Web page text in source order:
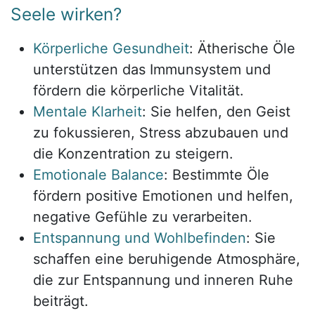
Seele wirken?
Körperliche Gesundheit: Ätherische Öle
unterstützen das Immunsystem und
fördern die körperliche Vitalität.
Mentale Klarheit: Sie helfen, den Geist
zu fokussieren, Stress abzubauen und
die Konzentration zu steigern.
Emotionale Balance: Bestimmte Öle
fördern positive Emotionen und helfen,
negative Gefühle zu verarbeiten.
Entspannung und Wohlbefinden: Sie
schaffen eine beruhigende Atmosphäre,
die zur Entspannung und inneren Ruhe
beiträgt.